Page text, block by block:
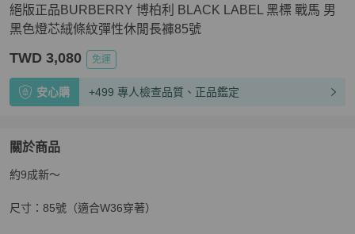
絕版正品BURBERRY 博柏利 BLACK LABEL 黑標 戰馬 男
黑色燈芯絨條紋彈性休閒長褲85號
TWD 3,080 免運
安心購 +499 專人檢查品質、正品鑑定
關於商品
關於絕版正品BURBERRY 博柏利 BLACK LABEL 黑標 戰馬
約9成新～
尺寸：85號（適合W36穿著）